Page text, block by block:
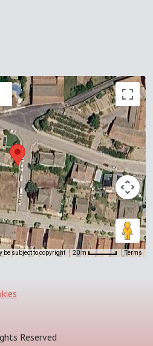
be subject to copyright 20 m Terms
Reserved